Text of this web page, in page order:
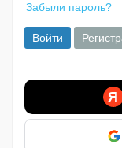
Забыли пароль?
Войти
Я